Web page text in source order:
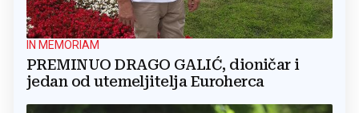
IN MEMORIAM
PREMINUO DRAGO GALIĆ, dioničar i
jedan od utemeljitelja Euroherca